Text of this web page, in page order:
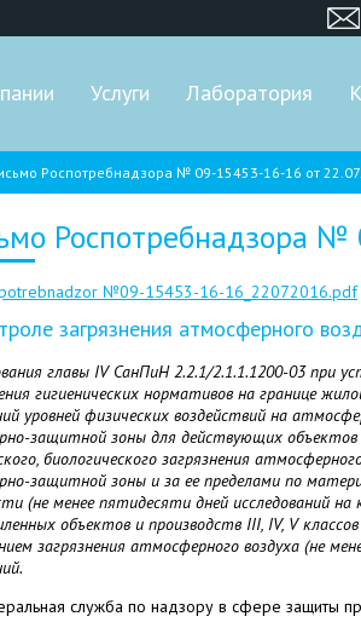
Услуги Лаборатория
Роспотребнадзора № 09-15453-16-16 от
Роспотребнадзора
№09-15453-16-16_22072016.pdf
загрязнения атмосферного
главы IV СанПиН 2.2.1/2.1.1.1200-03 при
гигиенических нормативов на границе
уровней физических воздействий на
защитной зоны для действующих
биологического загрязнения
защитной зоны и за ее пределами по
(не менее пятидесяти дней исследований
объектов и производств III, IV, V
загрязнения атмосферного воздуха (не
служба по надзору в сфере защиты